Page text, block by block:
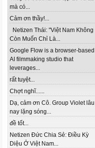
mà có...
Cảm ơn thầy!...
Netizen Thái: "Việt Nam Không
Còn Muốn Chỉ Là...
Google Flow is a browser-based
AI filmmaking studio that
leverages...
rất tuyệt...
Chợt nghĩ......
Dạ, cảm ơn Cô. Group Violet lâu
nay lặng sóng...
đề tốt...
Netizen Đức Chia Sẻ: Điều Kỳ
Diệu Ở Việt Nam...